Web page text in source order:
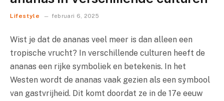
Lifestyle februari 6, 2025
Wist je dat de ananas veel meer is dan alleen een
tropische vrucht? In verschillende culturen heeft de
ananas een rijke symboliek en betekenis. In het
Westen wordt de ananas vaak gezien als een symbool
van gastvrijheid. Dit komt doordat ze in de 17e eeuw